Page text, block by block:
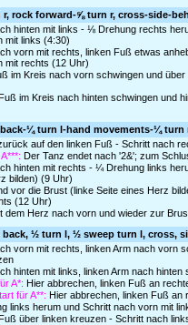
rock forward-⅝ turn r, cross-side-
hinten mit links - ⅛ Drehung rechts
mit links (4:30)
vorn mit rechts, linken Fuß etwas
mit rechts (12 Uhr)
im Kreis nach vorn schwingen und
im Kreis nach hinten schwingen und
¼ turn l-hand movements-¼ turn
auf den linken Fuß - Schritt nach
Der Tanz endet nach '2&'; zum
hinten mit rechts - ¼ Drehung links
bilden) (9 Uhr)
vor die Brust (linke Seite eines Herz
(12 Uhr)
dem Herz nach vorn und wieder zur
back, ½ turn l, ½ sweep turn l, cross,
vorn mit rechts, linken Arm nach vorn
hinten mit links, linken Arm nach
A*: Hier abbrechen, linken Fuß an
für A**: Hier abbrechen, linken Fuß an
links herum und Schritt nach vorn mit
über linken kreuzen - Schritt nach